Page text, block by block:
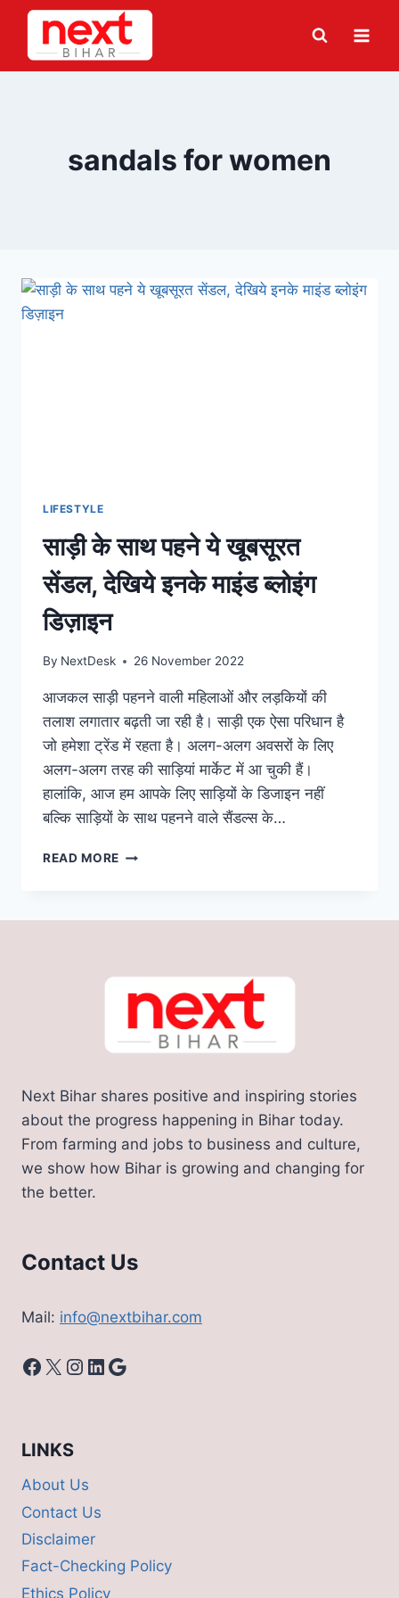
Skip
content
sandals for women
LIFESTYLE
साड़ी के साथ पहने ये खूबसूरत
सेंडल, देखिये इनके माइंड ब्लोइंग
डिज़ाइन
By NextDesk 26 November 2022
आजकल साड़ी पहनने वाली महिलाओं और लड़कियों की
तलाश लगातार बढ़ती जा रही है। साड़ी एक ऐसा परिधान है
जो हमेशा ट्रेंड में रहता है। अलग-अलग अवसरों के लिए
अलग-अलग तरह की साड़ियां मार्केट में आ चुकी हैं।
हालांकि, आज हम आपके लिए साड़ियों के डिजाइन नहीं
बल्कि साड़ियों के साथ पहनने वाले सैंडल्स के…
READ MORE साड़ी
इनके
ब्लोइंग
Next Bihar shares positive and inspiring stories
about the progress happening in Bihar today.
From farming and jobs to business and culture,
we show how Bihar is growing and changing for
the better.
Contact Us
Mail: info@nextbihar.com
Facebook
X Instagram
LinkedIn
Google
LINKS
About Us
Contact Us
Disclaimer
Fact-Checking Policy
Ethics Policy